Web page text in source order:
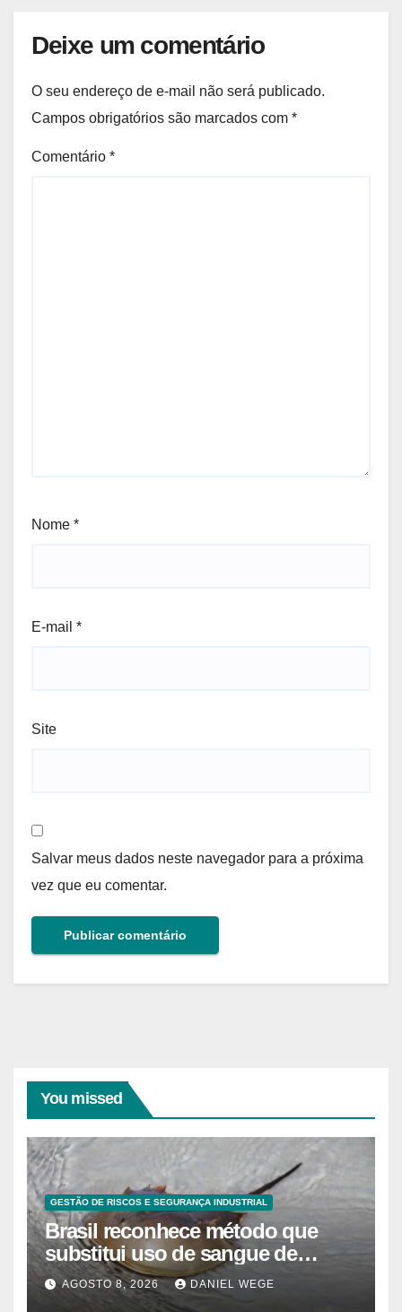
Deixe um comentário
O seu endereço de e-mail não será publicado.
Campos obrigatórios são marcados com *
Comentário *
Nome *
E-mail *
Site
Salvar meus dados neste navegador para a próxima
vez que eu comentar.
You missed
GESTÃO DE RISCOS E SEGURANÇA INDUSTRIAL
Brasil reconhece método que
substitui uso de sangue de
caranguejo-ferradura em testes
farmacêuticos
AGOSTO 8, 2026 DANIEL WEGE